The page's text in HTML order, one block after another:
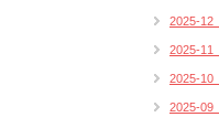
2025-12
2025-11
2025-10
2025-09